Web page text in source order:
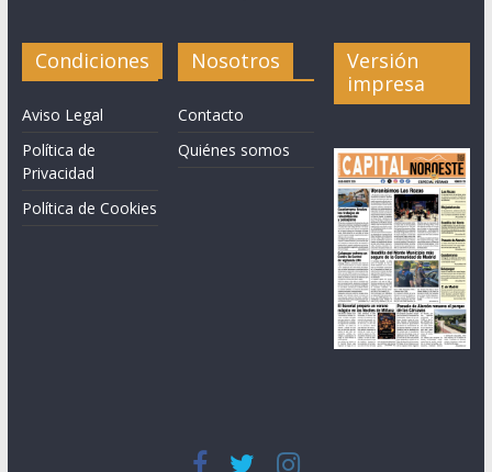
Condiciones
Aviso Legal
Política de
Privacidad
Política de Cookies
Nosotros
Contacto
Quiénes somos
Versión
impresa